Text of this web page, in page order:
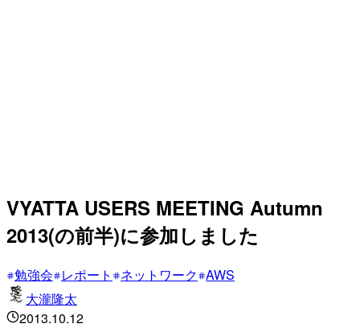
VYATTA USERS MEETING Autumn
2013(の前半)に参加しました
勉強会 レポート ネットワーク AWS
大瀧隆太
2013.10.12